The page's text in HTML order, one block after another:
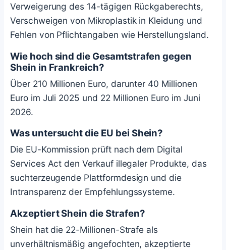
Verweigerung des 14-tägigen Rückgaberechts,
Verschweigen von Mikroplastik in Kleidung und
Fehlen von Pflichtangaben wie Herstellungsland.
Wie hoch sind die Gesamtstrafen gegen
Shein in Frankreich?
Über 210 Millionen Euro, darunter 40 Millionen
Euro im Juli 2025 und 22 Millionen Euro im Juni
2026.
Was untersucht die EU bei Shein?
Die EU-Kommission prüft nach dem Digital
Services Act den Verkauf illegaler Produkte, das
suchterzeugende Plattformdesign und die
Intransparenz der Empfehlungssysteme.
Akzeptiert Shein die Strafen?
Shein hat die 22-Millionen-Strafe als
unverhältnismäßig angefochten, akzeptierte